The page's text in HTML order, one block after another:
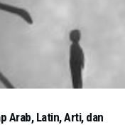
Arab, Latin, Arti, dan